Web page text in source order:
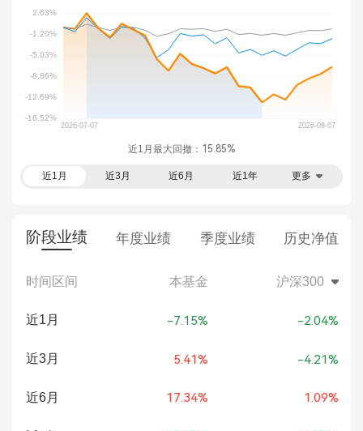
近1月最大回撤： 15.85%
近1月 近3月 近6月 近1年 更多
阶段业绩 年度业绩 季度业绩 历史净值
时间区间 本基金 沪深300
近1月 -7.15% -2.04%
近3月 5.41% -4.21%
近6月 17.34% 1.09%